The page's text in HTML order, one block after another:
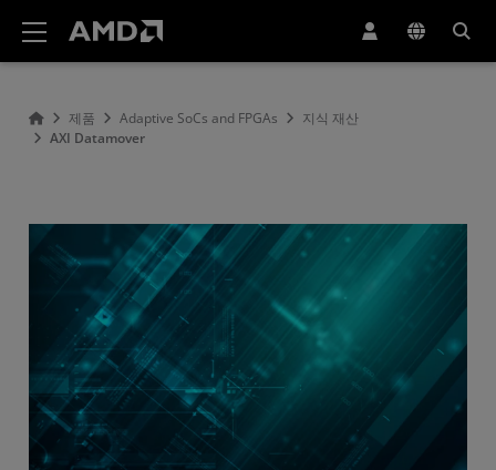
제품 Adaptive SoCs and FPGAs
지식 재산
AXI Datamover